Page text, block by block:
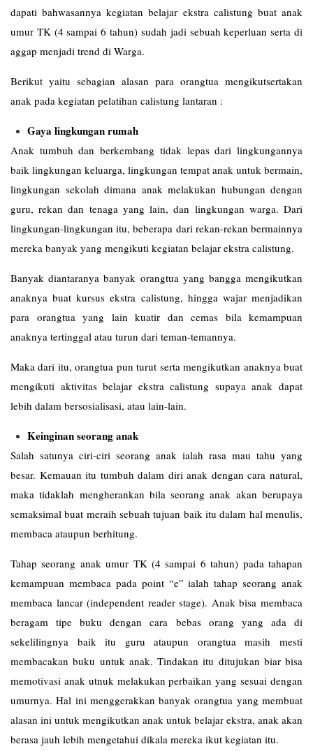
dapati bahwasannya kegiatan belajar ekstra calistung buat anak
umur TK (4 sampai 6 tahun) sudah jadi sebuah keperluan serta di
aggap menjadi trend di Warga.
Berikut yaitu sebagian alasan para orangtua mengikutsertakan
anak pada kegiatan pelatihan calistung lantaran :
Gaya lingkungan rumah
Anak tumbuh dan berkembang tidak lepas dari lingkungannya
baik lingkungan keluarga, lingkungan tempat anak untuk bermain,
lingkungan sekolah dimana anak melakukan hubungan dengan
guru, rekan dan tenaga yang lain, dan lingkungan warga. Dari
lingkungan-lingkungan itu, beberapa dari rekan-rekan bermainnya
mereka banyak yang mengikuti kegiatan belajar ekstra calistung.
Banyak diantaranya banyak orangtua yang bangga mengikutkan
anaknya buat kursus ekstra calistung, hingga wajar menjadikan
para orangtua yang lain kuatir dan cemas bila kemampuan
anaknya tertinggal atau turun dari teman-temannya.
Maka dari itu, orangtua pun turut serta mengikutkan anaknya buat
mengikuti aktivitas belajar ekstra calistung supaya anak dapat
lebih dalam bersosialisasi, atau lain-lain.
Keinginan seorang anak
Salah satunya ciri-ciri seorang anak ialah rasa mau tahu yang
besar. Kemauan itu tumbuh dalam diri anak dengan cara natural,
maka tidaklah mengherankan bila seorang anak akan berupaya
semaksimal buat meraih sebuah tujuan baik itu dalam hal menulis,
membaca ataupun berhitung.
Tahap seorang anak umur TK (4 sampai 6 tahun) pada tahapan
kemampuan membaca pada point “e” ialah tahap seorang anak
membaca lancar (independent reader stage). Anak bisa membaca
beragam tipe buku dengan cara bebas orang yang ada di
sekelilingnya baik itu guru ataupun orangtua masih mesti
membacakan buku untuk anak. Tindakan itu ditujukan biar bisa
memotivasi anak utnuk melakukan perbaikan yang sesuai dengan
umurnya. Hal ini menggerakkan banyak orangtua yang membuat
alasan ini untuk mengikutkan anak untuk belajar ekstra, anak akan
berasa jauh lebih mengetahui dikala mereka ikut kegiatan itu.